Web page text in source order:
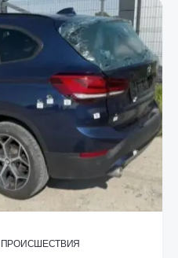
ПРОИСШЕСТВИЯ